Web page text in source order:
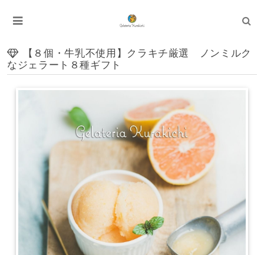
【８個・牛乳不使用】クラキチ厳選 ノンミルク
なジェラート８種ギフト